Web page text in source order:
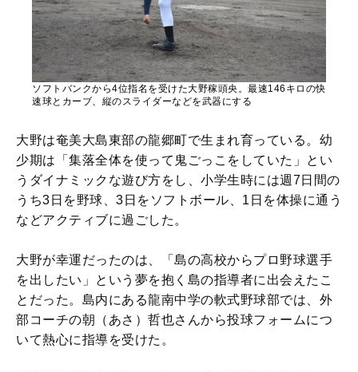
ソフトバンクから4位指名を受けた大野稼頭央。最速146キロの快
速球とカーブ、縦のスライダーなどを武器にする
大野は奄美大島東部の龍郷町で生まれ育っている。幼
少期は「集落全体を使って鬼ごっこをしていた」とい
うダイナミックな遊び方をし、小学生時には週7日間の
うち3日を野球、3日をソフトボール、1日を体操に通う
などアクティブに過ごした。
大野が幸運だったのは、「島の高校からプロ野球選手
を出したい」という夢を抱く島の指導者に出会えたこ
とだった。島内にある龍南中学の軟式野球部では、外
部コーチの朝（あさ）哲也さんから投球フォームにつ
いて熱心に指導を受けた。